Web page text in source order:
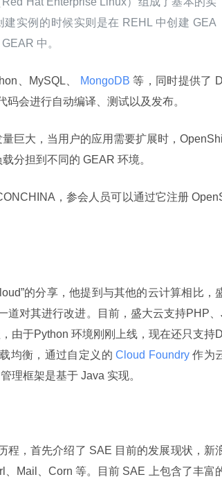
实例的时候实则是在 REHL 中创建 GEA
中。
、MySQL、 MongoDB 等，同时提供了 DI
会进行自动编译、测试以及发布。
巨大，当用户的应用需要扩展时，
分担到不同的 GEAR 环境。
，参会人员可以通过它注册
的分享，他提到与其他的云计算相比，
道对其进行改进。目前，盛大云支持PHP、
由于Python 环境刚刚上线，现在还只支持
均衡，通过自定义的 Cloud Foundry 作为
理框架是基于 Java 实现。
程，首先介绍了 SAE 目前的发展现状，新
Mail、Corn 等。目前 SAE 上包含了丰富